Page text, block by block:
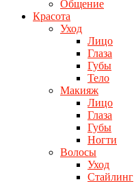
Общение
Красота
Уход
Лицо
Глаза
Губы
Тело
Макияж
Лицо
Глаза
Губы
Ногти
Волосы
Уход
Стайлинг